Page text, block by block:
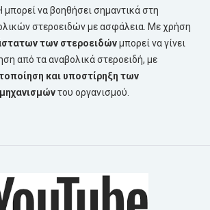
μπορεί να βοηθήσει σημαντικά στη
στεροειδών με ασφάλεια. Με χρήση
των στεροειδώνμπορεί να γίνει
από τα αναβολικά στεροειδή, με
και υποστίρηξη των
μηχανισμώντου οργανισμού.